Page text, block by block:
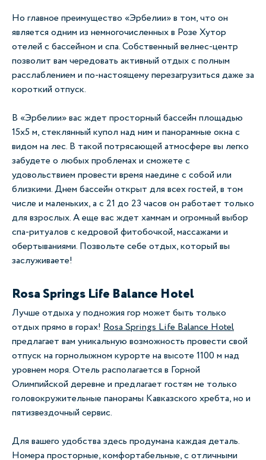
Но главное преимущество «Эрбелии» в том, что он
является одним из немногочисленных в Розе Хутор
отелей с бассейном и спа. Собственный велнес-центр
позволит вам чередовать активный отдых с полным
расслаблением и по-настоящему перезагрузиться даже за
короткий отпуск.
В «Эрбелии» вас ждет просторный бассейн площадью
15х5 м, стеклянный купол над ним и панорамные окна с
видом на лес. В такой потрясающей атмосфере вы легко
забудете о любых проблемах и сможете с
удовольствием провести время наедине с собой или
близкими. Днем бассейн открыт для всех гостей, в том
числе и маленьких, а с 21 до 23 часов он работает только
для взрослых. А еще вас ждет хаммам и огромный выбор
спа-ритуалов с кедровой фитобочкой, массажами и
обертываниями. Позвольте себе отдых, который вы
заслуживаете!
Rosa Springs Life Balance Hotel
Лучше отдыха у подножия гор может быть только
отдых прямо в горах! Rosa Springs Life Balance Hotel
предлагает вам уникальную возможность провести свой
отпуск на горнолыжном курорте на высоте 1100 м над
уровнем моря. Отель располагается в Горной
Олимпийской деревне и предлагает гостям не только
головокружительные панорамы Кавказского хребта, но и
пятизвездочный сервис.
Для вашего удобства здесь продумана каждая деталь.
Номера просторные, комфортабельные, с отличными